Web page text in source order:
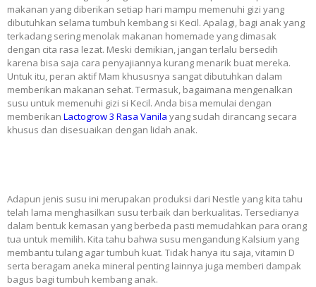
makanan yang diberikan setiap hari mampu memenuhi gizi yang
dibutuhkan selama tumbuh kembang si Kecil. Apalagi, bagi anak yang
terkadang sering menolak makanan homemade yang dimasak
dengan cita rasa lezat. Meski demikian, jangan terlalu bersedih
karena bisa saja cara penyajiannya kurang menarik buat mereka.
Untuk itu, peran aktif Mam khususnya sangat dibutuhkan dalam
memberikan makanan sehat. Termasuk, bagaimana mengenalkan
susu untuk memenuhi gizi si Kecil. Anda bisa memulai dengan
memberikan Lactogrow 3 Rasa Vanila yang sudah dirancang secara
khusus dan disesuaikan dengan lidah anak.
Adapun jenis susu ini merupakan produksi dari Nestle yang kita tahu
telah lama menghasilkan susu terbaik dan berkualitas. Tersedianya
dalam bentuk kemasan yang berbeda pasti memudahkan para orang
tua untuk memilih. Kita tahu bahwa susu mengandung Kalsium yang
membantu tulang agar tumbuh kuat. Tidak hanya itu saja, vitamin D
serta beragam aneka mineral penting lainnya juga memberi dampak
bagus bagi tumbuh kembang anak.